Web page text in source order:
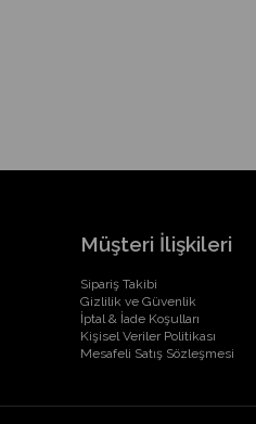
Müşteri İlişkileri
Sipariş Takibi
Gizlilik ve Güvenlik
İptal & İade Koşulları
Kişisel Veriler Politikası
Mesafeli Satış Sözleşmesi